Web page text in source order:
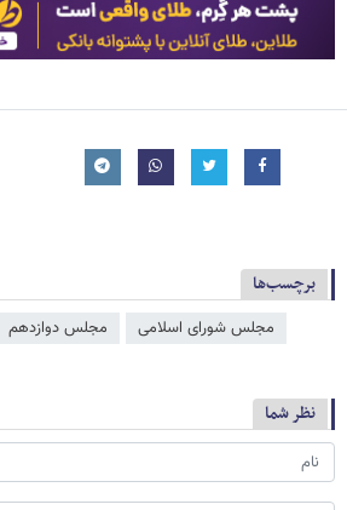
برچسب‌ها
مجلس شورای اسلامی مجلس دوازدهم
نظر شما